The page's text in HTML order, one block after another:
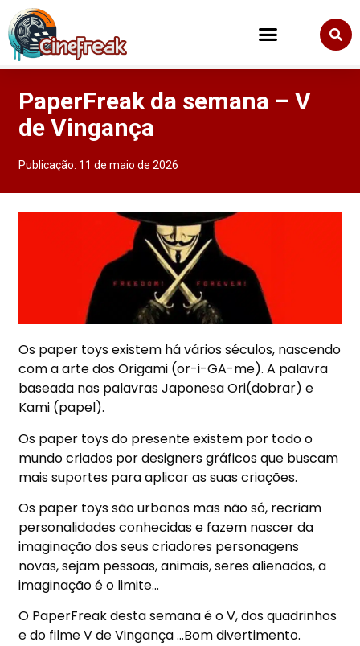
PaperFreak da semana – V
de Vingança
Publicação: 11 de maio de 2026
Os paper toys existem há vários séculos, nascendo
com a arte dos Origami (or-i-GA-me). A palavra
baseada nas palavras Japonesa Ori(dobrar) e
Kami (papel).
Os paper toys do presente existem por todo o
mundo criados por designers gráficos que buscam
mais suportes para aplicar as suas criações.
Os paper toys são urbanos mas não só, recriam
personalidades conhecidas e fazem nascer da
imaginação dos seus criadores personagens
novas, sejam pessoas, animais, seres alienados, a
imaginação é o limite…
O PaperFreak desta semana é o V, dos quadrinhos
e do filme V de Vingança …Bom divertimento.